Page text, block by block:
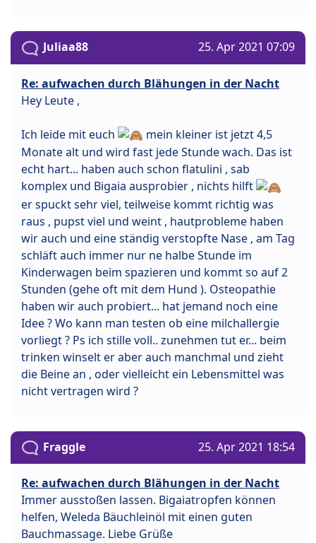
Juliaa88 25. Apr 2021 07:09
Re: aufwachen durch Blähungen in der Nacht
Hey Leute ,
Ich leide mit euch
mein kleiner ist jetzt 4,5
Monate alt und wird fast jede Stunde wach. Das ist
echt hart... haben auch schon flatulini , sab
komplex und Bigaia ausprobier , nichts hilft
er spuckt sehr viel, teilweise kommt richtig was
raus , pupst viel und weint , hautprobleme haben
wir auch und eine ständig verstopfte Nase , am Tag
schläft auch immer nur ne halbe Stunde im
Kinderwagen beim spazieren und kommt so auf 2
Stunden (gehe oft mit dem Hund ). Osteopathie
haben wir auch probiert... hat jemand noch eine
Idee ? Wo kann man testen ob eine milchallergie
vorliegt ? Ps ich stille voll.. zunehmen tut er... beim
trinken winselt er aber auch manchmal und zieht
die Beine an , oder vielleicht ein Lebensmittel was
nicht vertragen wird ?
Fraggle 25. Apr 2021 18:54
Re: aufwachen durch Blähungen in der Nacht
Immer ausstoßen lassen. Bigaiatropfen können
helfen, Weleda Bäuchleinöl mit einen guten
Bauchmassage. Liebe Grüße